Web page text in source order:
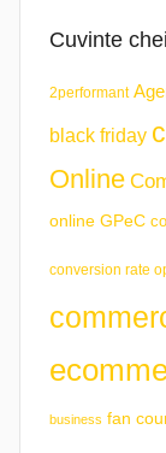
Cuvinte
2performant
black friday
Online
online GPeC
conversion rate
business fan